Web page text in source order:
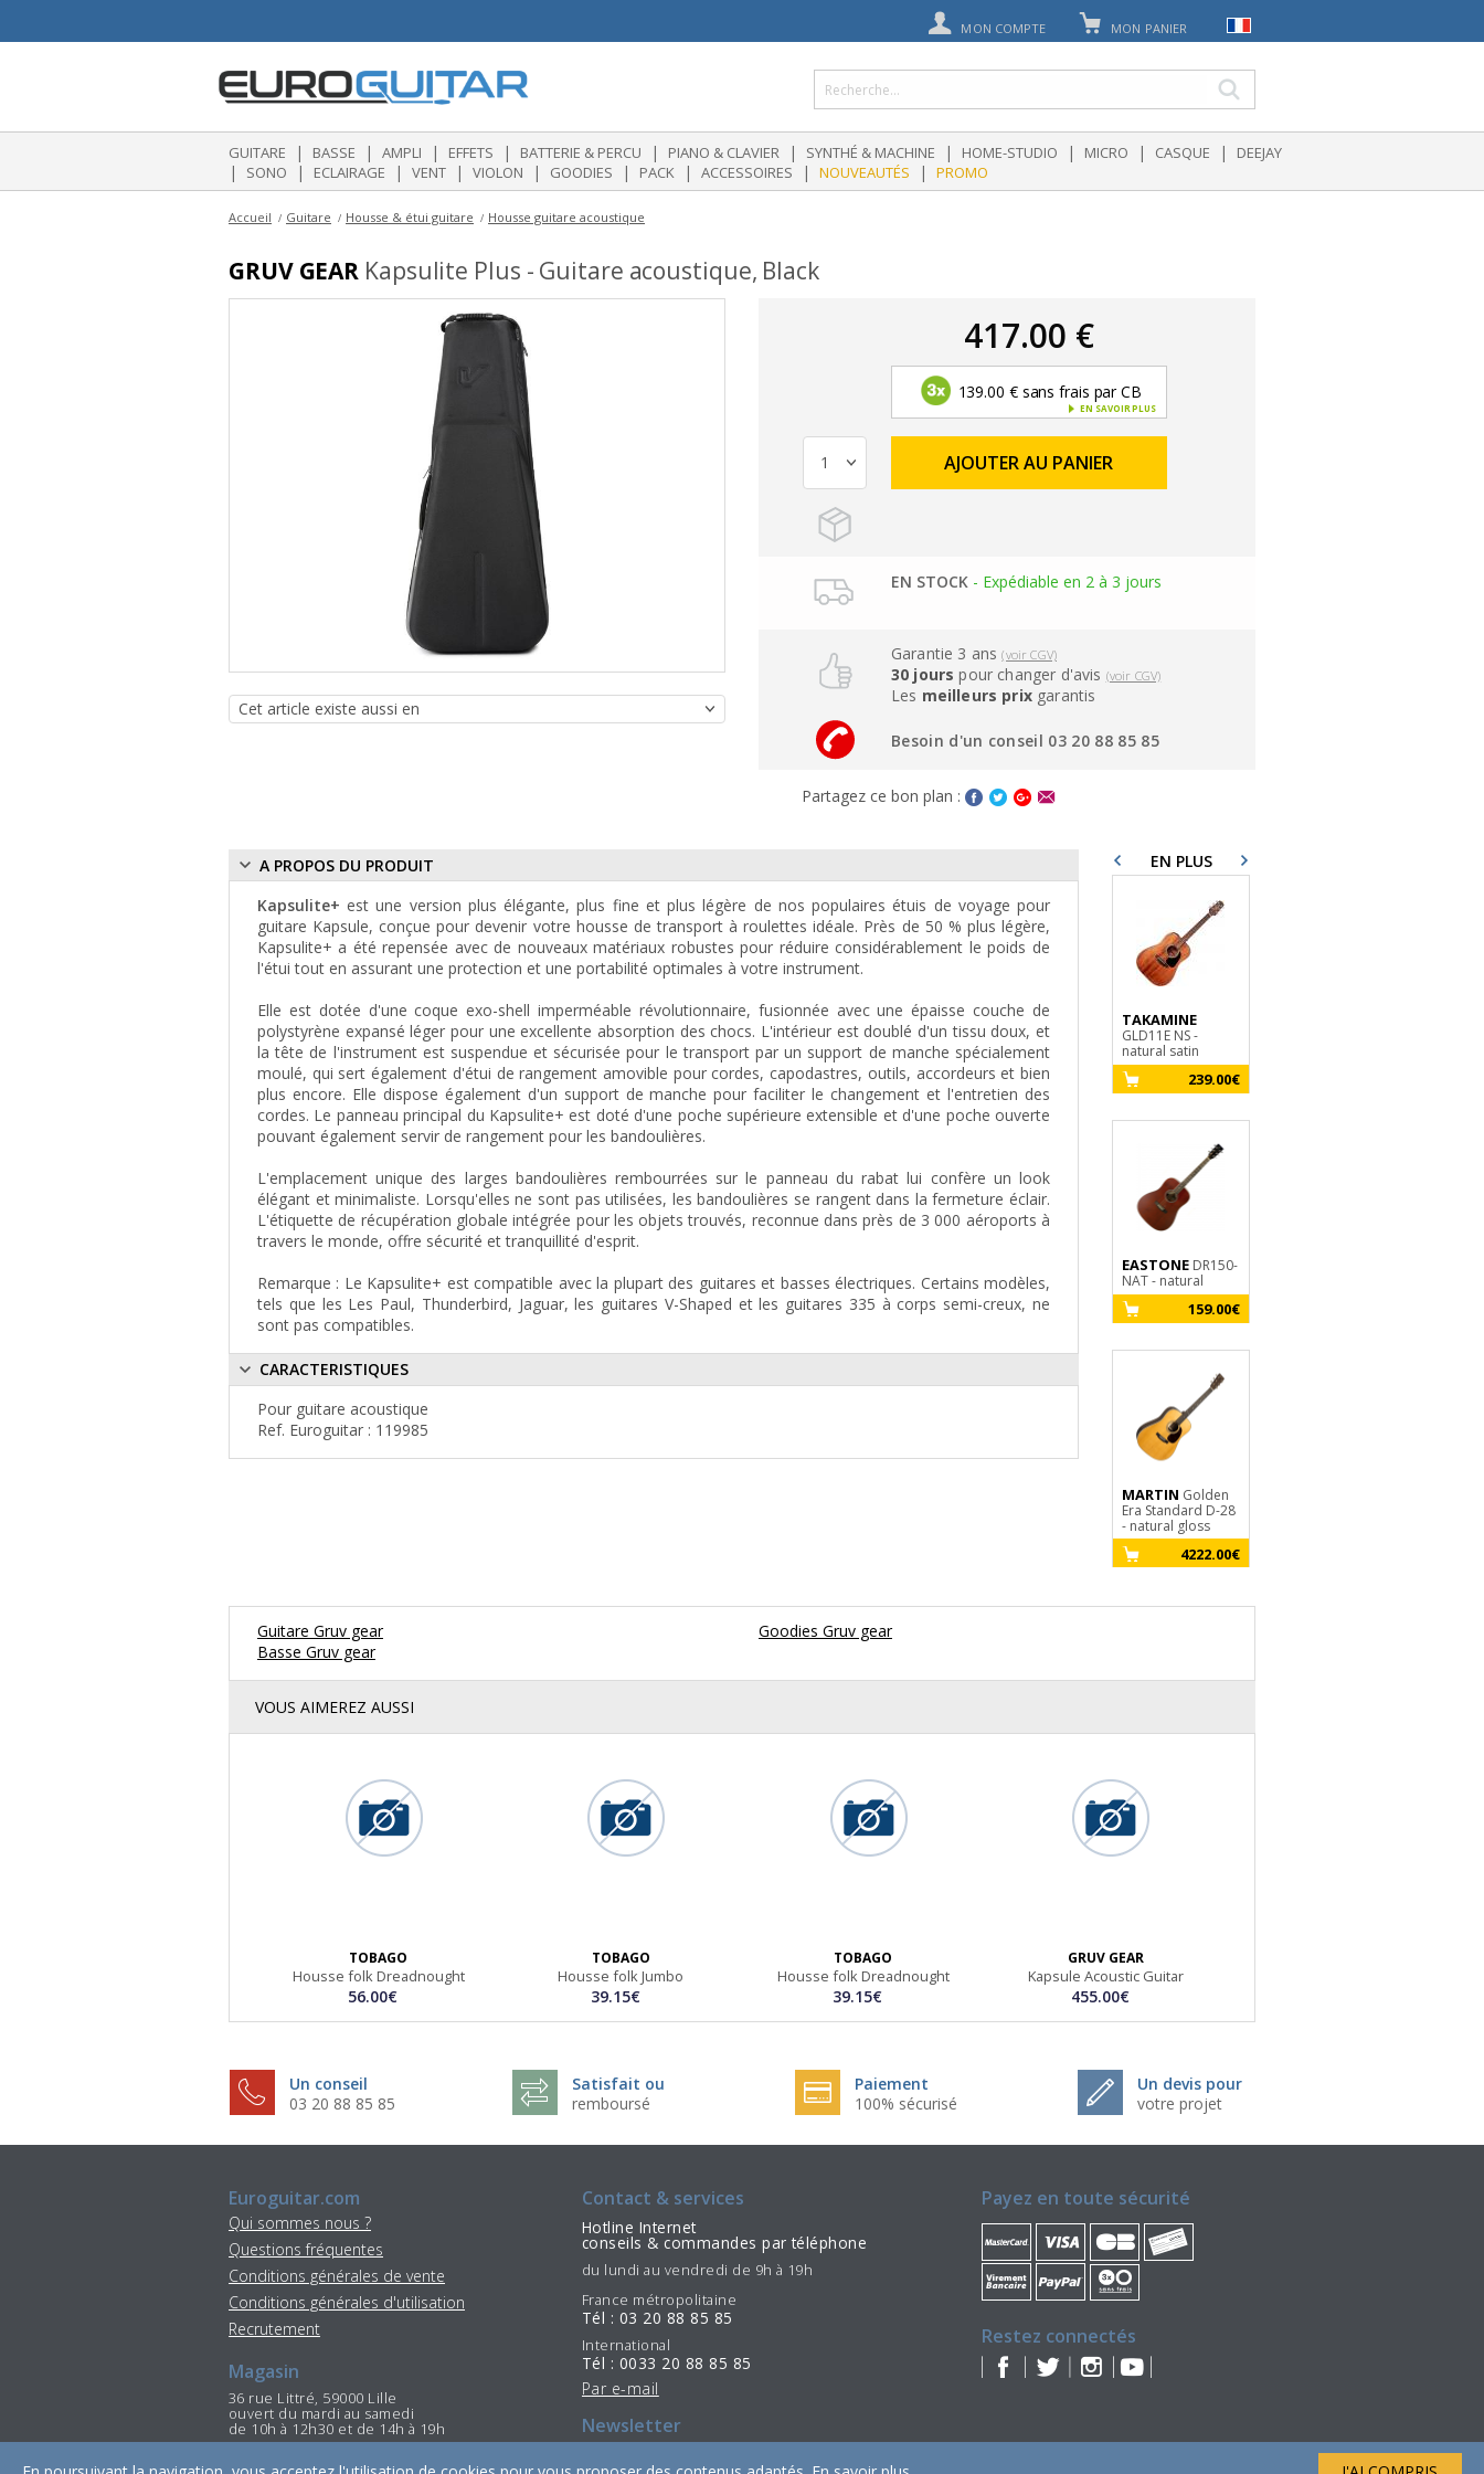
MON COMPTE MON PANIER
GUITARE | BASSE | AMPLI | EFFETS | BATTERIE & PERCU | PIANO & CLAVIER | SYNTHÉ & MACHINE | HOME-STUDIO | MICRO | CASQUE | DEEJAY
| SONO | ECLAIRAGE | VENT | VIOLON | GOODIES | PACK | ACCESSOIRES | NOUVEAUTÉS | PROMO
Accueil Guitare Housse & étui guitare Housse guitare acoustique
GRUV GEAR Kapsulite Plus - Guitare acoustique, Black
417.00 €
139.00 € sans frais par CB
EN SAVOIR PLUS
AJOUTER AU PANIER
EN STOCK- Expédiable en 2 à 3 jours
Garantie 3 ans(voir CGV)
30 jours pour changer d'avis (voir CGV)
Les meilleurs prix garantis
Besoin d'un conseil 03 20 88 85 85
Partagez ce bon plan :
A PROPOS DU PRODUIT
Kapsulite+ est une version plus élégante, plus fine et plus légère de nos populaires étuis de voyage pour
guitare Kapsule, conçue pour devenir votre housse de transport à roulettes idéale. Près de 50 % plus légère,
Kapsulite+ a été repensée avec de nouveaux matériaux robustes pour réduire considérablement le poids de
l'étui tout en assurant une protection et une portabilité optimales à votre instrument.
Elle est dotée d'une coque exo-shell imperméable révolutionnaire, fusionnée avec une épaisse couche de
polystyrène expansé léger pour une excellente absorption des chocs. L'intérieur est doublé d'un tissu doux, et
la tête de l'instrument est suspendue et sécurisée pour le transport par un support de manche spécialement
moulé, qui sert également d'étui de rangement amovible pour cordes, capodastres, outils, accordeurs et bien
plus encore. Elle dispose également d'un support de manche pour faciliter le changement et l'entretien des
cordes. Le panneau principal du Kapsulite+ est doté d'une poche supérieure extensible et d'une poche ouverte
pouvant également servir de rangement pour les bandoulières.
L'emplacement unique des larges bandoulières rembourrées sur le panneau du rabat lui confère un look
élégant et minimaliste. Lorsqu'elles ne sont pas utilisées, les bandoulières se rangent dans la fermeture éclair.
L'étiquette de récupération globale intégrée pour les objets trouvés, reconnue dans près de 3 000 aéroports à
travers le monde, offre sécurité et tranquillité d'esprit.
Remarque : Le Kapsulite+ est compatible avec la plupart des guitares et basses électriques. Certains modèles,
tels que les Les Paul, Thunderbird, Jaguar, les guitares V-Shaped et les guitares 335 à corps semi-creux, ne
sont pas compatibles.
CARACTERISTIQUES
Pour guitare acoustique
Ref. Euroguitar : 119985
EN PLUS
TAKAMINE
GLD11E NS -
natural satin
239.00€
EASTONEDR150-
NAT - natural
159.00€
MARTIN Golden
Era Standard D-28
- natural gloss
4222.00€
Guitare Gruv gear
Basse Gruv gear
Goodies Gruv gear
VOUS AIMEREZ AUSSI
TOBAGO
Housse folk Dreadnought
56.00€
TOBAGO
Housse folk Jumbo
39.15€
TOBAGO
Housse folk Dreadnought
39.15€
GRUV GEAR
Kapsule Acoustic Guitar
455.00€
Un conseil
03 20 88 85 85
Satisfait ou
remboursé
Paiement
100% sécurisé
Un devis pour
votre projet
Euroguitar.com
Qui sommes nous ?
Questions fréquentes
Conditions générales de vente
Conditions générales d'utilisation
Recrutement
Magasin
36 rue Littré, 59000 Lille
ouvert du mardi au samedi
de 10h à 12h30 et de 14h à 19h
Contact & services
Hotline Internet
conseils & commandes par téléphone
du lundi au vendredi de 9h à 19h
France métropolitaine
Tél : 03 20 88 85 85
International
Tél : 0033 20 88 85 85
Par e-mail
Newsletter
Payez en toute sécurité
Restez connectés